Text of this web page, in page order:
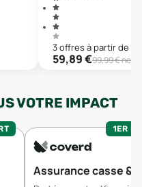
3offresà partir de :
59,89€99,99€ neuf
VOTRE IMPACT
1ER
Assurance casse &